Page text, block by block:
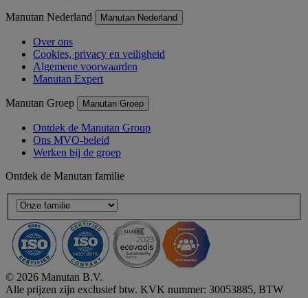
Manutan Nederland Manutan Nederland
Over ons
Cookies, privacy en veiligheid
Algemene voorwaarden
Manutan Expert
Manutan Groep Manutan Groep
Ontdek de Manutan Group
Ons MVO-beleid
Werken bij de groep
Ontdek de Manutan familie
© 2026 Manutan B.V.
Alle prijzen zijn exclusief btw. KVK nummer: 30053885, BTW